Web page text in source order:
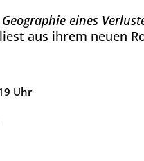
eines
aus ihrem neuen
Uhr